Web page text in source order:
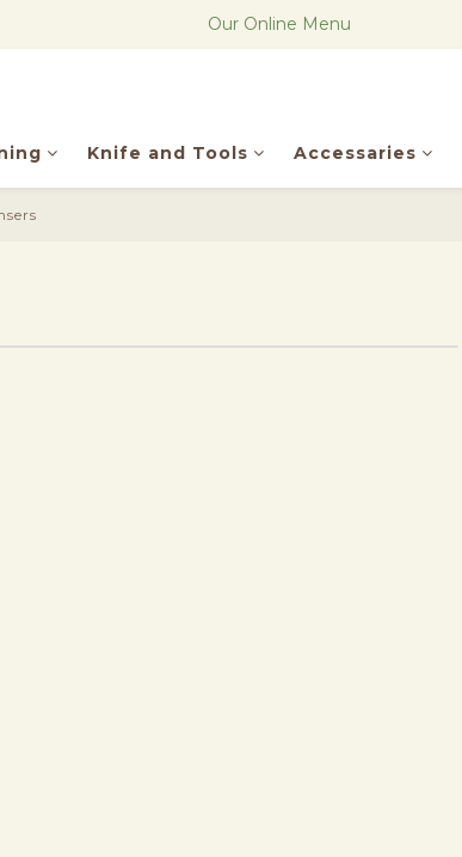
The new Research Notes
The new Research Notes
Knife and Tools Accessaries